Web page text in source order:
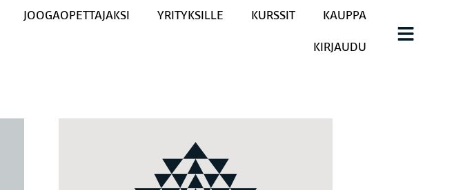
JOOGAOPETTAJAKSI YRITYKSILLE KURSSIT
KAUPPA
KIRJAUDU